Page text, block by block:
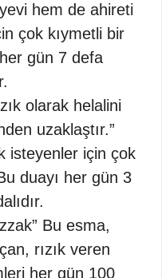
hem de ahireti
çok kıymetli bir
gün 7 defa
olarak helalini
uzaklaştır.”
isteyenler için çok
duayı her gün 3
Bu esma,
rızık veren
her gün 100